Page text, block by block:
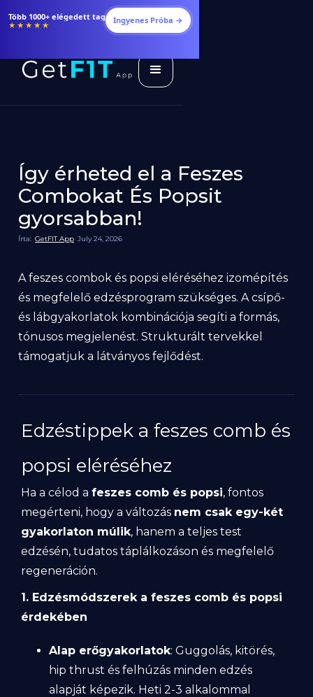
Több 1000+ elégedett tag
★★★★★ Ingyenes Próba →
Így érheted el a Feszes
Combokat És Popsit
gyorsabban!
Írta: GetFIT App July 24, 2026
A feszes combok és popsi eléréséhez izomépítés
és megfelelő edzésprogram szükséges. A csípő-
és lábgyakorlatok kombinációja segíti a formás,
tónusos megjelenést. Strukturált tervekkel
támogatjuk a látványos fejlődést.
Edzéstippek a feszes comb és
popsi eléréséhez
Ha a célod a feszes comb és popsi, fontos
megérteni, hogy a változás nem csak egy-két
gyakorlaton múlik, hanem a teljes test
edzésén, tudatos táplálkozáson és megfelelő
regeneráción.
1. Edzésmódszerek a feszes comb és popsi
érdekében
Alap erőgyakorlatok: Guggolás, kitörés,
hip thrust és felhúzás minden edzés
alapját képezik. Heti 2-3 alkalommal